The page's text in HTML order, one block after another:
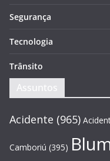
Segurança
Tecnologia
Trânsito
Assuntos
Acidente (965)
Camboriú (395)